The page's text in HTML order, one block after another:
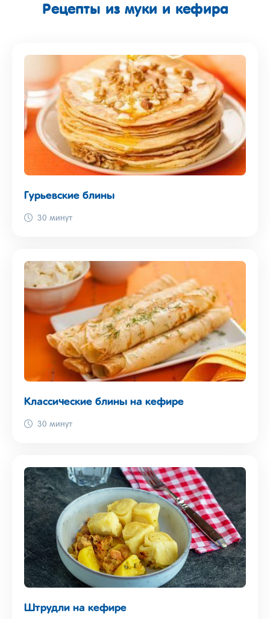
Рецепты из муки и кефира
Гурьевские блины
30 минут
Классические блины на кефире
30 минут
Штрудли на кефире